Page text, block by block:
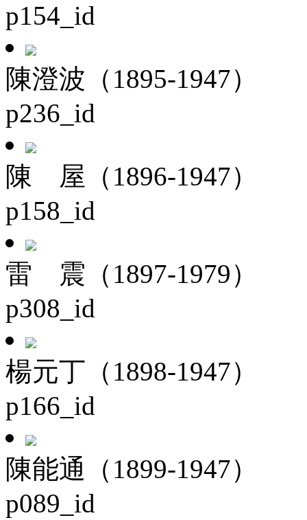
p154_id
陳澄波（1895-1947）
p236_id
陳 屋（1896-1947）
p158_id
雷 震（1897-1979）
p308_id
楊元丁（1898-1947）
p166_id
陳能通（1899-1947）
p089_id